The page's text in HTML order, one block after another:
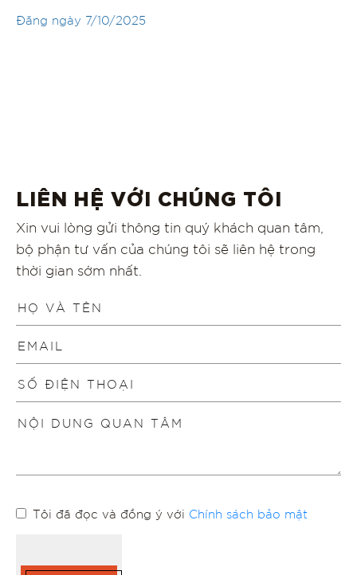
Đăng ngày 7/10/2025
LIÊN HỆ VỚI CHÚNG TÔI
Xin vui lòng gửi thông tin quý khách quan tâm,
bộ phận tư vấn của chúng tôi sẽ liên hệ trong
thời gian sớm nhất.
Tôi đã đọc và đồng ý với Chính sách bảo mật